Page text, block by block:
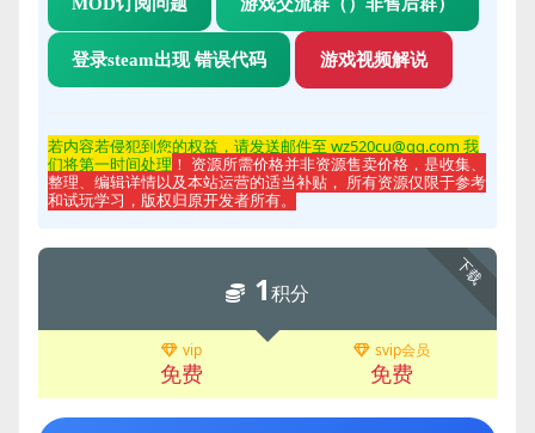
登录steam出现 错误代码 游戏视频解说
若内容若侵犯到您的权益，请发送邮件至 wz520cu@qq.com 我
们将第一时间处理 ！ 资源所需价格并非资源售卖价格，是收集、
整理、编辑详情以及本站运营的适当补贴， 所有资源仅限于参考
和试玩学习，版权归原开发者所有。
下载
1积分
vip
免费
svip会员
免费